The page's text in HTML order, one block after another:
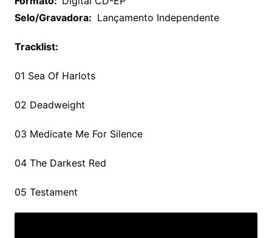
Selo/Gravadora: Lançamento Independente
Tracklist:
01 Sea Of Harlots
02 Deadweight
03 Medicate Me For Silence
04 The Darkest Red
05 Testament